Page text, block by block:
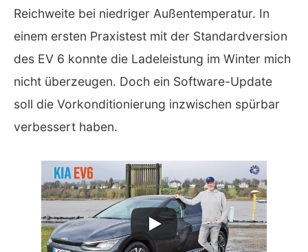
Reichweite bei niedriger Außentemperatur. In
einem ersten Praxistest mit der Standardversion
des EV 6 konnte die Ladeleistung im Winter mich
nicht überzeugen. Doch ein Software-Update
soll die Vorkonditionierung inzwischen spürbar
verbessert haben.